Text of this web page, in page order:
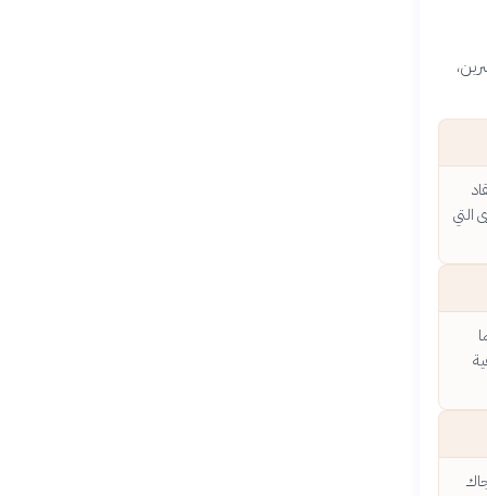
التي